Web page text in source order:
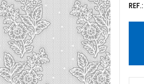
REF.: